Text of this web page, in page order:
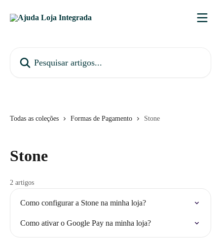
Todas as coleções Formas de Pagamento Stone
Stone
2 artigos
Como configurar a Stone na minha loja?
Como ativar o Google Pay na minha loja?